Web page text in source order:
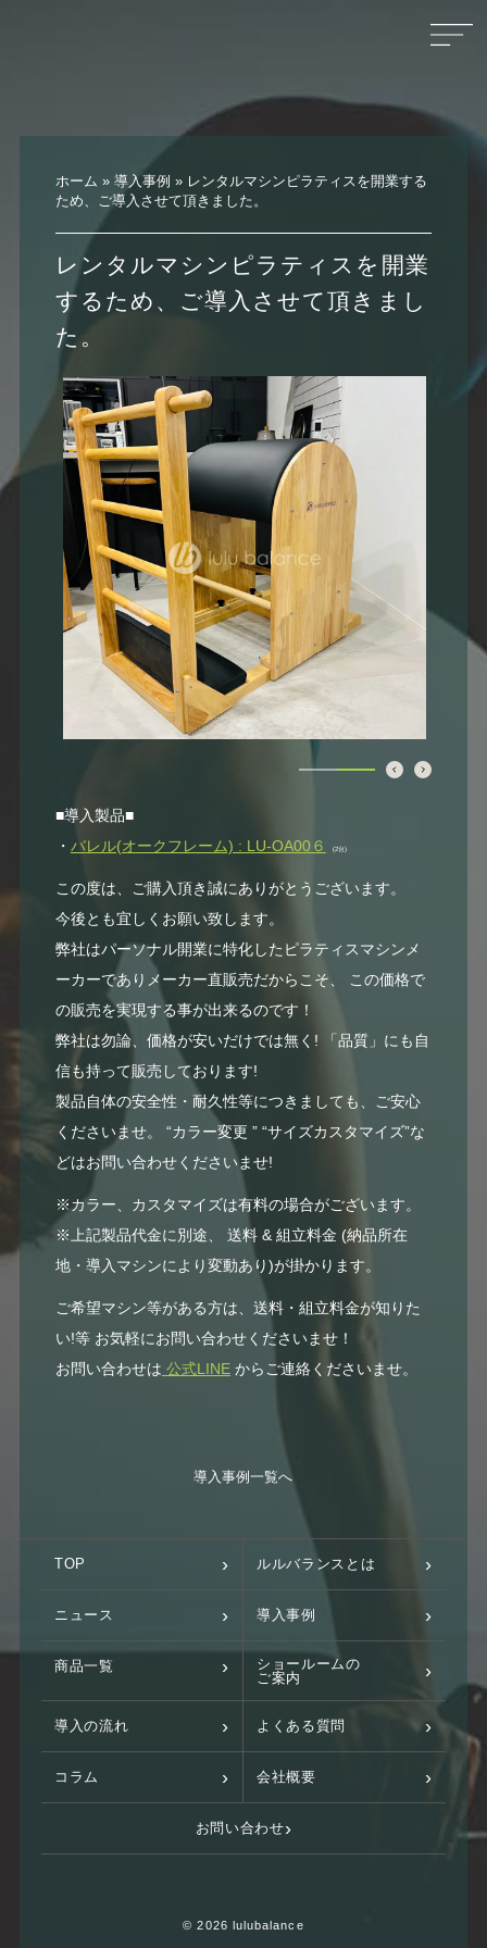
ホーム » 導入事例 » レンタルマシンピラティスを開業する
ため、ご導入させて頂きました。
レンタルマシンピラティスを開業
するため、ご導入させて頂きまし
た。
■導入製品■
・ バレル(オークフレーム) : LU-OA00６ (2台)
この度は、ご購入頂き誠にありがとうございます。
今後とも宜しくお願い致します。
弊社はパーソナル開業に特化したピラティスマシンメ
ーカーでありメーカー直販売だからこそ、 この価格で
の販売を実現する事が出来るのです！
弊社は勿論、価格が安いだけでは無く! 「品質」にも自
信も持って販売しております!
製品自体の安全性・耐久性等につきましても、ご安心
くださいませ。 “カラー変更 ” “サイズカスタマイズ”な
どはお問い合わせくださいませ!
※カラー、カスタマイズは有料の場合がございます。
※上記製品代金に別途、 送料 & 組立料金 (納品所在
地・導入マシンにより変動あり)が掛かります。
ご希望マシン等がある方は、送料・組立料金が知りた
い!等 お気軽にお問い合わせくださいませ！
お問い合わせは 公式LINEからご連絡くださいませ。
導入事例一覧へ
TOP ルルバランスとは
ニュース 導入事例
商品一覧
ショールームの
ご案内
導入の流れ よくある質問
コラム 会社概要
お問い合わせ
© 2026 lulubalance